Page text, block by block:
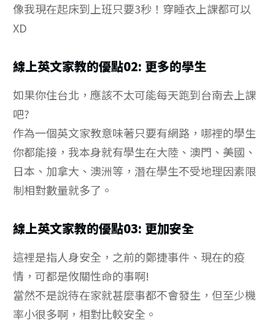
像我現在起床到上班只要3秒！穿睡衣上課都可以
XD
線上英文家教的優點02: 更多的學生
如果你住台北，應該不太可能每天跑到台南去上課
吧?
作為一個英文家教意味著只要有網路，哪裡的學生
你都能接，我本身就有學生在大陸、澳門、美國、
日本、加拿大、澳洲等，潛在學生不受地理因素限
制相對數量就多了。
線上英文家教的優點03: 更加安全
這裡是指人身安全，之前的鄭捷事件、現在的疫
情，可都是攸關性命的事啊!
當然不是說待在家就甚麼事都不會發生，但至少機
率小很多啊，相對比較安全。